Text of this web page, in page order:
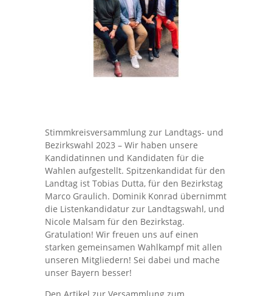
Stimmkreisversammlung zur Landtags- und
Bezirkswahl 2023 – Wir haben unsere
Kandidatinnen und Kandidaten für die
Wahlen aufgestellt. Spitzenkandidat für den
Landtag ist Tobias Dutta, für den Bezirkstag
Marco Graulich. Dominik Konrad übernimmt
die Listenkandidatur zur Landtagswahl, und
Nicole Malsam für den Bezirkstag.
Gratulation! Wir freuen uns auf einen
starken gemeinsamen Wahlkampf mit allen
unseren Mitgliedern! Sei dabei und mache
unser Bayern besser!